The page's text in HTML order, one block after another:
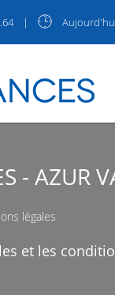
|
- AZUR
légales
et les